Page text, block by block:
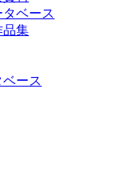
タベース
品集
ース